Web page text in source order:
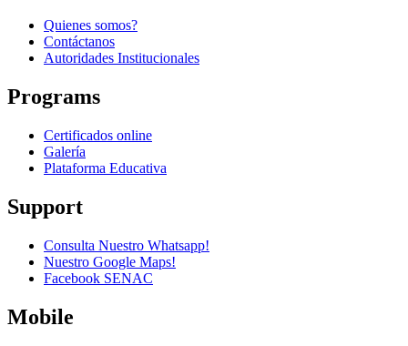
Quienes somos?
Contáctanos
Autoridades Institucionales
Programs
Certificados online
Galería
Plataforma Educativa
Support
Consulta Nuestro Whatsapp!
Nuestro Google Maps!
Facebook SENAC
Mobile